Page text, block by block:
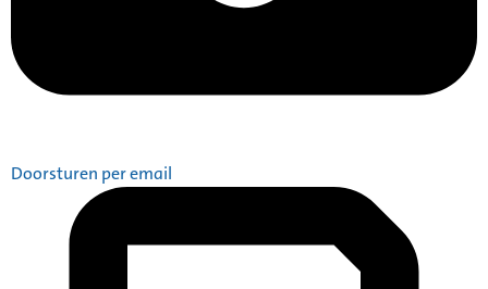
Doorsturen per email